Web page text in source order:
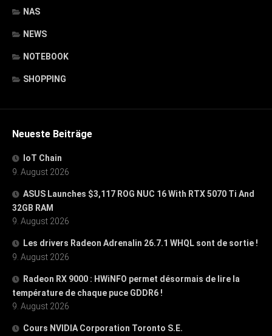
NAS
NEWS
NOTEBOOK
SHOPPING
Neueste Beiträge
IoT Chain
9. August 2026
ASUS Launches $3,117 ROG NUC 16 With RTX 5070 Ti And
32GB RAM
9. August 2026
Les drivers Radeon Adrenalin 26.7.1 WHQL sont de sortie !
9. August 2026
Radeon RX 9000 : HWiNFO permet désormais de lire la
température de chaque puce GDDR6 !
9. August 2026
Cours NVIDIA Corporation Toronto S.E.